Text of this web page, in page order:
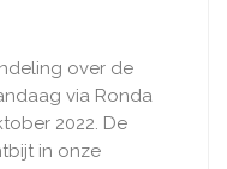
over de
via Ronda
2022. De
in onze